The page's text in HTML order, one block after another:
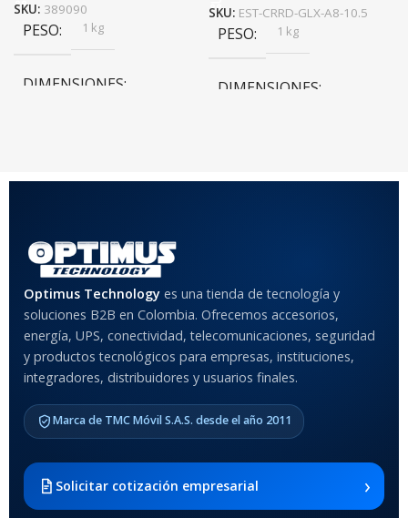
SKU: 389090
PESO 1 kg
DIMENSIONES
SKU: EST-CRRD-GLX-A8-10.5
PESO 1 kg
DIMENSIONES
COLOR
Anti-Shock
MODELO DE TABLETS
COMPATIBLES
2021 SM-x200 / Samsung
Galaxy Tab A8 10.5 2021 SM-
x205
Optimus Technology es una tienda de tecnología y
soluciones B2B en Colombia. Ofrecemos accesorios,
energía, UPS, conectividad, telecomunicaciones, seguridad
y productos tecnológicos para empresas, instituciones,
integradores, distribuidores y usuarios finales.
Marca de TMC Móvil S.A.S. desde el año 2011
Solicitar cotización empresarial ›